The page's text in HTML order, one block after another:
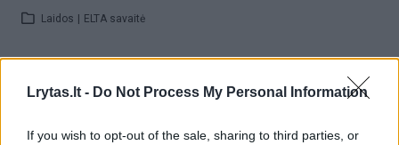
Lrytas.lt - Do Not Process My Personal Information
If you wish to opt-out of the sale, sharing to third parties, or
Laidos ELTA savaitė
00:21:16